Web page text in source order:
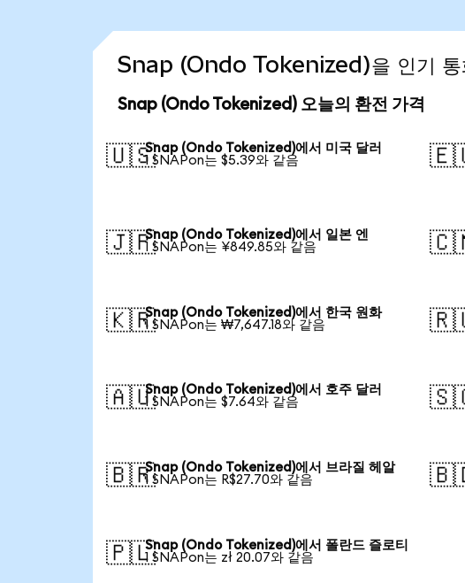
Snap (Ondo Tokenized)을 인기 통
Snap (Ondo Tokenized) 오늘의 환전 가격
🇺🇸Snap (Ondo Tokenized)에서 미국 달러
1 SNAPon는 $5.39와 같음
🇯🇵Snap (Ondo Tokenized)에서 일본 엔
1 SNAPon는 ¥849.85와 같음
🇰🇷Snap (Ondo Tokenized)에서 한국 원화
1 SNAPon는 ₩7,647.18와 같음
🇦🇺Snap (Ondo Tokenized)에서 호주 달러
1 SNAPon는 $7.64와 같음
🇧🇷Snap (Ondo Tokenized)에서 브라질 헤알
1 SNAPon는 R$27.70와 같음
🇵🇱Snap (Ondo Tokenized)에서 폴란드 즐로티
1 SNAPon는 zł 20.07와 같음